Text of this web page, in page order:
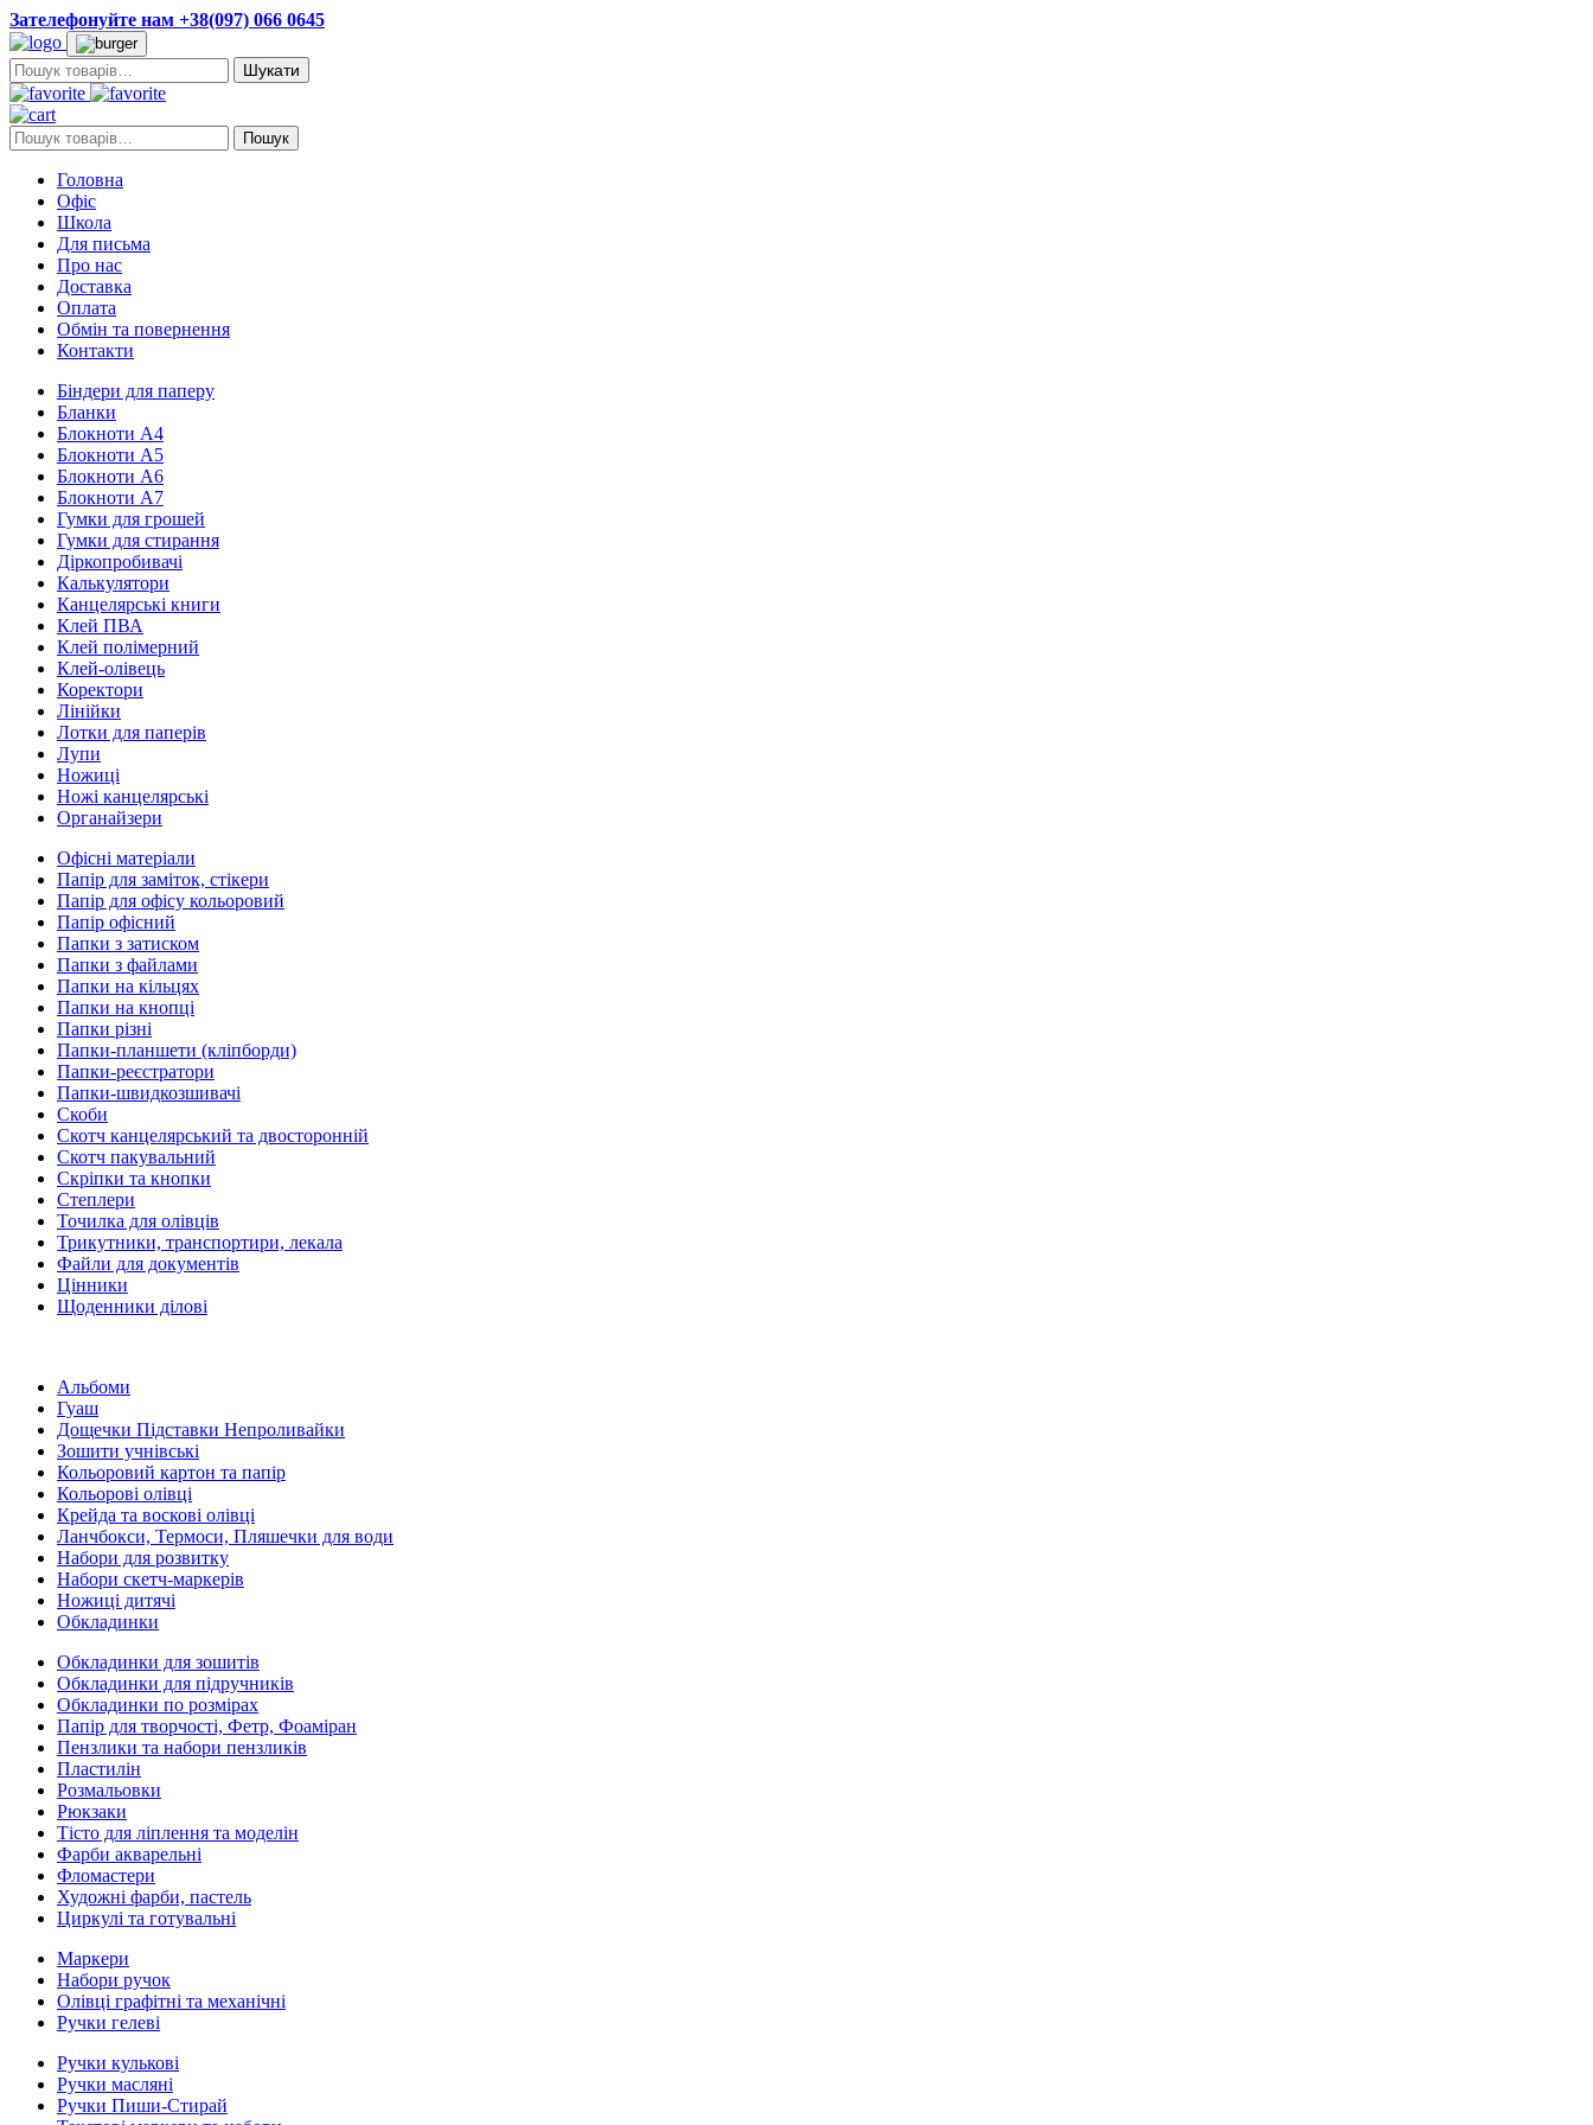
Зателефонуйте нам +38(097) 066 0645
Пошук:
Пошук: Пошук
Головна
Офіс
Школа
Для письма
Про нас
Доставка
Оплата
Обмін та повернення
Контакти
Біндери для паперу
Бланки
Блокноти А4
Блокноти А5
Блокноти А6
Блокноти А7
Гумки для грошей
Гумки для стирання
Діркопробивачі
Калькулятори
Канцелярські книги
Клей ПВА
Клей полімерний
Клей-олівець
Коректори
Лінійки
Лотки для паперів
Лупи
Ножиці
Ножі канцелярські
Органайзери
Офісні матеріали
Папір для заміток, стікери
Папір для офісу кольоровий
Папір офісний
Папки з затиском
Папки з файлами
Папки на кільцях
Папки на кнопці
Папки різні
Папки-планшети (кліпборди)
Папки-реєстратори
Папки-швидкозшивачі
Скоби
Скотч канцелярський та двосторонній
Скотч пакувальний
Скріпки та кнопки
Степлери
Точилка для олівців
Трикутники, транспортири, лекала
Файли для документів
Цінники
Щоденники ділові
Альбоми
Гуаш
Дощечки Підставки Непроливайки
Зошити учнівські
Кольоровий картон та папір
Кольорові олівці
Крейда та воскові олівці
Ланчбокси, Термоси, Пляшечки для води
Набори для розвитку
Набори скетч-маркерів
Ножиці дитячі
Обкладинки
Обкладинки для зошитів
Обкладинки для підручників
Обкладинки по розмірах
Папір для творчості, Фетр, Фоаміран
Пензлики та набори пензликів
Пластилін
Розмальовки
Рюкзаки
Тісто для ліплення та моделін
Фарби акварельні
Фломастери
Художні фарби, пастель
Циркулі та готувальні
Маркери
Набори ручок
Олівці графітні та механічні
Ручки гелеві
Ручки кулькові
Ручки масляні
Ручки Пиши-Стирай